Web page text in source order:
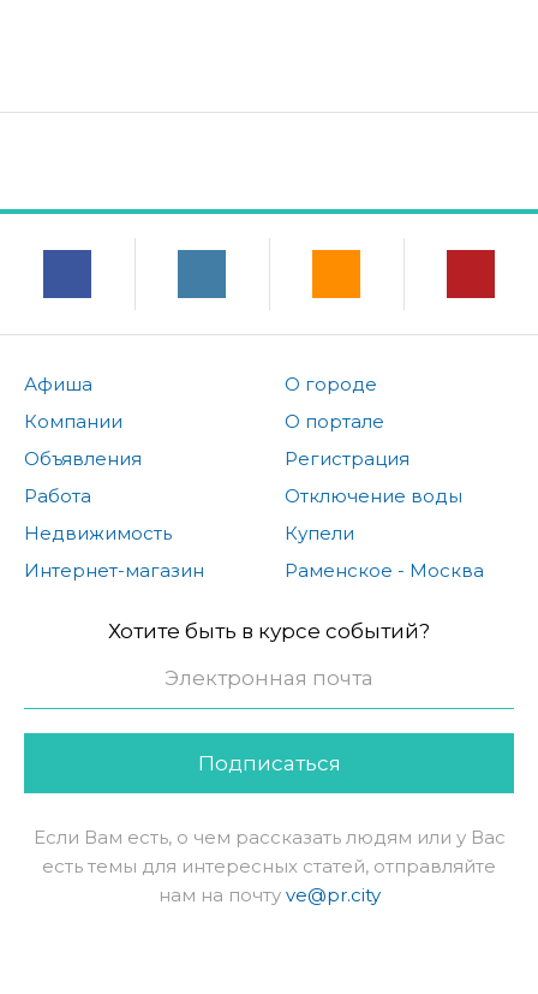
Афиша
Компании
Объявления
Работа
Недвижимость
Интернет-магазин
О городе
О портале
Регистрация
Отключение воды
Купели
Раменское - Москва
Хотите быть в курсе событий?
Подписаться
Если Вам есть, о чем рассказать людям или у Вас
есть темы для интересных статей, отправляйте
нам на почту ve@pr.city